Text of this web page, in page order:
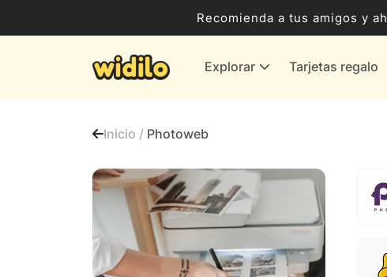
Recomienda a tus amigos y
Explorar Tarjetas regalo
Ocio, Entretenimiento y Cultura
Proveedores de gas y energía
Todas las tiendas
Inicio / Photoweb